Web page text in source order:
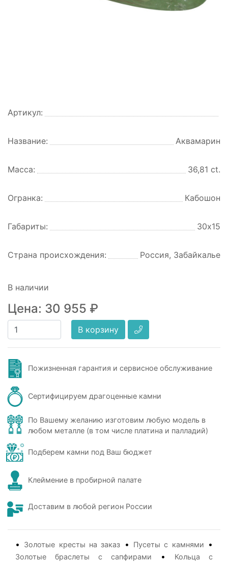
Артикул:
Название: Аквамарин
Масса: 36,81 ct.
Огранка: Кабошон
Габариты: 30х15
Страна происхождения: Россия, Забайкалье
В наличии
Цена: 30 955 ₽
В корзину
Пожизненная гарантия и сервисное обслуживание
Сертифицируем драгоценные камни
По Вашему желанию изготовим любую модель в
любом металле (в том числе платина и палладий)
Подберем камни под Ваш бюджет
Клеймение в пробирной палате
Доставим в любой регион России
• Золотые кресты на заказ • Пусеты с камнями •
Золотые браслеты с сапфирами •
Кольца с